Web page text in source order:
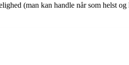
(man kan handle når som helst